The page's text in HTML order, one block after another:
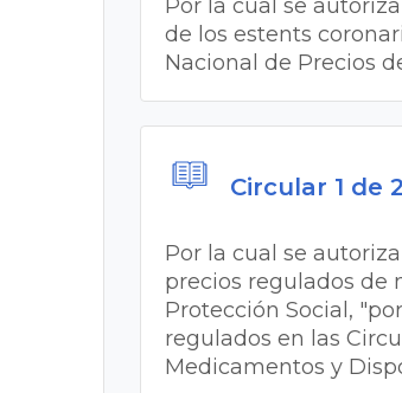
Por la cual se
de los estents
Nacional de Precios
Circular 1 de
Por la cual se
precios regulados de
Protección Social,
regulados en las
Medicamentos y